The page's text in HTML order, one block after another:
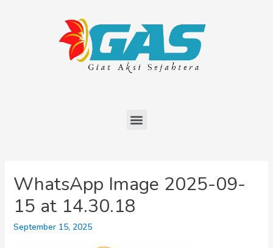
WhatsApp Image 2025-09-
15 at 14.30.18
September 15, 2025